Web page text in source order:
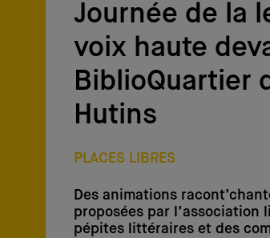
Journée de la
voix haute
BiblioQuartier
Hutins
PLACES LIBRES
Des animations
proposées par l’association
pépites littéraires et des